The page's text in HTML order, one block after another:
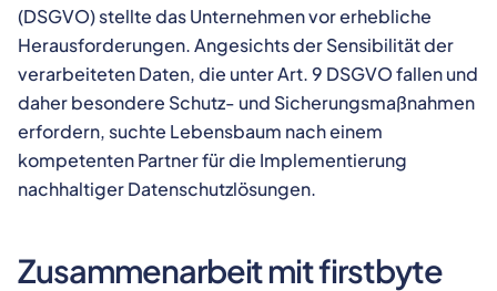
(DSGVO) stellte das Unternehmen vor erhebliche
Herausforderungen. Angesichts der Sensibilität der
verarbeiteten Daten, die unter Art. 9 DSGVO fallen und
daher besondere Schutz- und Sicherungsmaßnahmen
erfordern, suchte Lebensbaum nach einem
kompetenten Partner für die Implementierung
nachhaltiger Datenschutzlösungen.
Zusammenarbeit mit firstbyte